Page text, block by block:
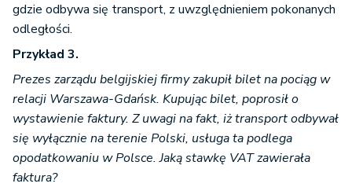
gdzie odbywa się transport, z uwzględnieniem pokonanych
odległości.
Przykład 3.
Prezes zarządu belgijskiej firmy zakupił bilet na pociąg w
relacji Warszawa-Gdańsk. Kupując bilet, poprosił o
wystawienie faktury. Z uwagi na fakt, iż transport odbywał
się wyłącznie na terenie Polski, usługa ta podlega
opodatkowaniu w Polsce. Jaką stawkę VAT zawierała
faktura?